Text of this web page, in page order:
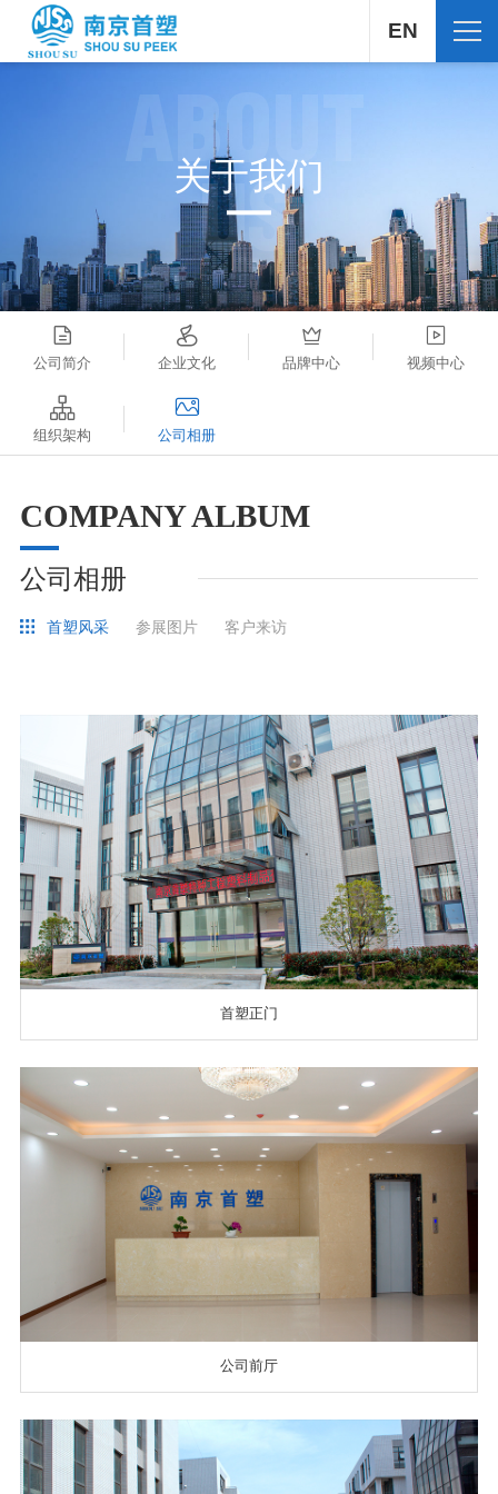
EN
ABOUT
US
关于我们
公司简介 企业文化 品牌中心 视频中心
组织架构 公司相册
COMPANY ALBUM
公司相册
首塑风采 参展图片 客户来访
首塑正门
公司前厅